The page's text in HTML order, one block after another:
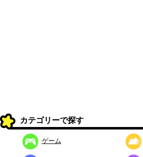
カテゴリーで探す
ゲーム